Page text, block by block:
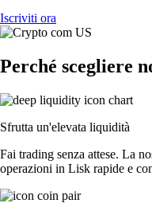
Iscriviti ora
Perché scegliere
Sfrutta un'elevata liquidità
Fai trading senza attese. La
operazioni in Lisk rapide e